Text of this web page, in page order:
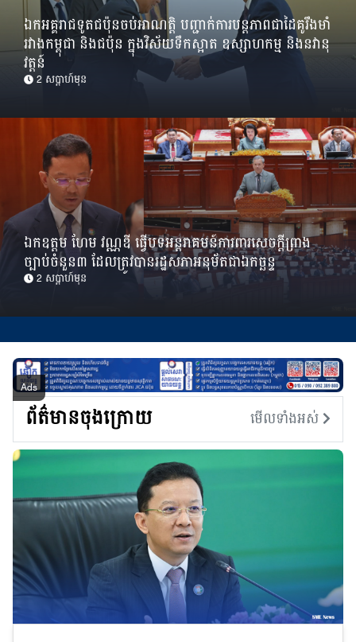
ឯកអគ្គរាជទូតជប៉ុនចប់អាណត្តិ បញ្ជាក់ការបន្តភាពជាដៃគូរឹងមាំ
រវាងកម្ពុជា និងជប៉ុន ក្នុងវិស័យទឹកស្អាត ឧស្សាហកម្ម និងនវានុ
វត្តន៍
2 សប្ដាហ៍មុន
ឯកឧត្តម ហែម វណ្ណឌី ធ្វើបទអន្តរាគមន៍ការពារសេចក្តីព្រាង
ច្បាប់ចំនួន៣ ដែលត្រូវបានរដ្ឋសភាអនុម័តជាឯកច្ឆន្ទ
2 សប្ដាហ៍មុន
ព័ត៌មានចុងក្រោយ មើលទាំងអស់